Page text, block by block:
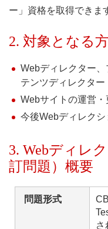
ー」資格を取得できま
2. 対象となる方
Webディレクター
テンツディレクター
Webサイトの運営
今後Webディレク
3. Webディレ
訂問題）概要
問題形式
さ